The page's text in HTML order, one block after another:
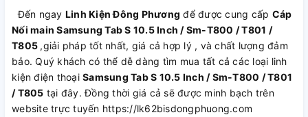
Đến ngay Linh Kiện Đông Phương để được cung cấp Cáp
Nối main Samsung Tab S 10.5 Inch / Sm-T800 / T801 /
T805 ,giải pháp tốt nhất, giá cả hợp lý , và chất lượng đảm
bảo. Quý khách có thể dễ dàng tìm mua tất cả các loại linh
kiện điện thoại Samsung Tab S 10.5 Inch / Sm-T800 / T801
/ T805 tại đây. Đồng thời giá cả sẽ được minh bạch trên
website trực tuyến https://lk62bisdongphuong.com